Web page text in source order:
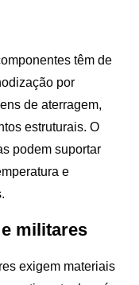
têm de
por
de aterragem,
estruturais. O
podem suportar
e
militares
exigem materiais